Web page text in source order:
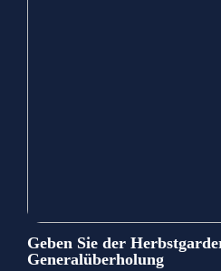
Geben Sie der
Generalüberholung